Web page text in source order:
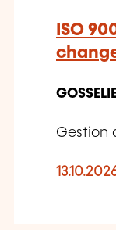
ISO
Gestion